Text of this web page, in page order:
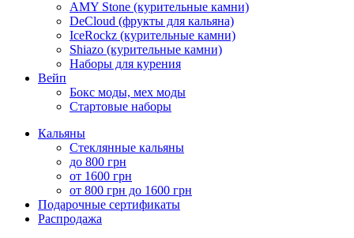
AMY Stone (курительные камни)
DeCloud (фрукты для кальяна)
IceRockz (курительные камни)
Shiazo (курительные камни)
Наборы для курения
Вейп
Бокс моды, мех моды
Стартовые наборы
Кальяны
Стеклянные кальяны
до 800 грн
от 1600 грн
от 800 грн до 1600 грн
Подарочные сертификаты
Распродажа